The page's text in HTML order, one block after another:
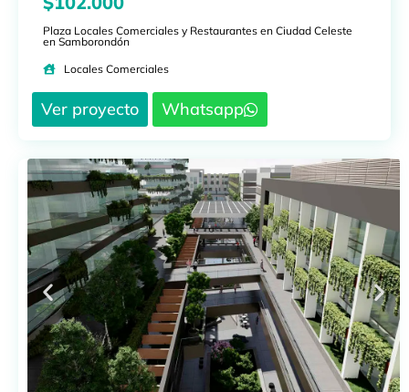
Plaza Locales Comerciales y Restaurantes en Ciudad Celeste
en Samborondón
Locales Comerciales
Ver proyecto Whatsapp